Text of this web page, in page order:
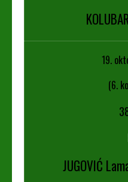
19.
(6.
JUGOVIĆ